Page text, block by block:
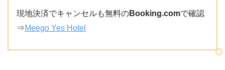
現地決済でキャンセルも無料のBooking.comで確認
⇒Meego Yes Hotel